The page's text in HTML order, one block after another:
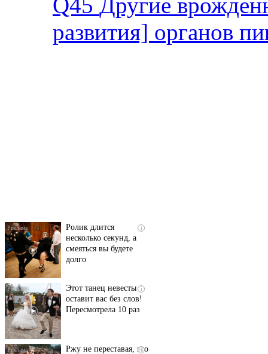
развития] органов
i
Ролик длится
несколько секунд, а
смеяться вы будете
долго
i
Этот танец невесты
оставит вас без слов!
Пересмотрела 10 раз
i
Ржу не переставая, это